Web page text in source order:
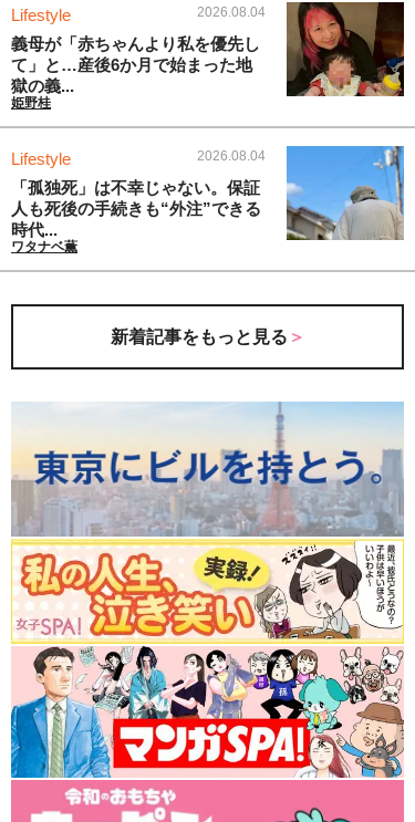
Lifestyle 2026.08.04
義母が「赤ちゃんより私を優先し
て」と…産後6か月で始まった地
獄の義...
姫野桂
Lifestyle 2026.08.04
「孤独死」は不幸じゃない。保証
人も死後の手続きも“外注”できる
時代...
ワタナベ薫
新着記事をもっと見る